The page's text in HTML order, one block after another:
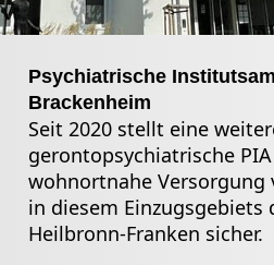
Psychiatrische
Brackenheim
Seit 2020 stellt eine
gerontopsychiatrische
wohnortnahe
in diesem Einzugsgebiets
Heilbronn-Franken sicher.